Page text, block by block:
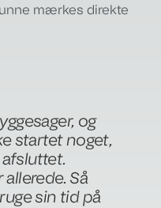
mærkes direkte
og
startet noget,
afsluttet.
Så
sin tid på